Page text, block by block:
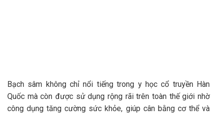
Bạch sâm không chỉ nổi tiếng trong y học cổ truyền Hàn
Quốc mà còn được sử dụng rộng rãi trên toàn thế giới nhờ
công dụng tăng cường sức khỏe, giúp cân bằng cơ thể và